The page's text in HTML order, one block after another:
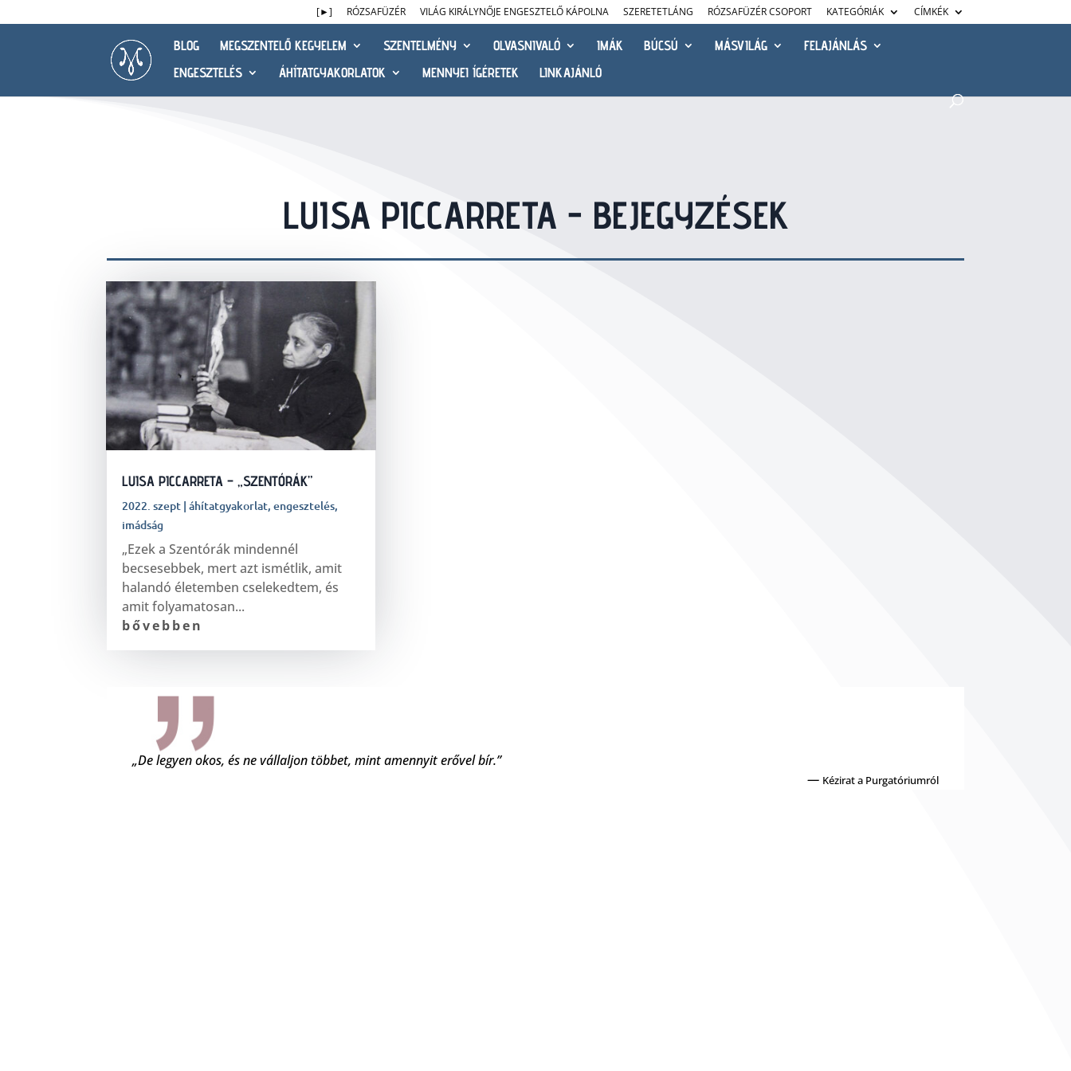
[►] RÓZSAFÜZÉR VILÁG KIRÁLYNŐJE ENGESZTELŐ KÁPOLNA SZERETETLÁNG RÓZSAFÜZÉR CSOPORT KATEGÓRIÁK CÍMKÉK
BLOG MEGSZENTELŐ KEGYELEM SZENTELMÉNY OLVASNIVALÓ IMÁK BÚCSÚ MÁSVILÁG
FELAJÁNLÁS
ENGESZTELÉS
ÁHÍTATGYAKORLATOK MENNYEI ÍGÉRETEK LINKAJÁNLÓ
LUISA PICCARRETA - BEJEGYZÉSEK
LUISA PICCARRETA – „SZENTÓRÁK”
2022. szept |áhítatgyakorlat,engesztelés,
imádság
„Ezek a Szentórák mindennél
becsesebbek, mert azt ismétlik, amit
halandó életemben cselekedtem, és
amit folyamatosan...
bővebben
„De legyen okos, és ne vállaljon többet, mint amennyit erővel bír.”
— Kézirat a Purgatóriumról